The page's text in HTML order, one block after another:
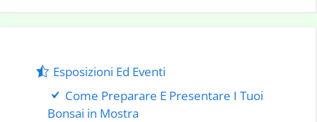
Esposizioni Ed Eventi
Come Preparare E Presentare I Tuoi
Bonsai in Mostra